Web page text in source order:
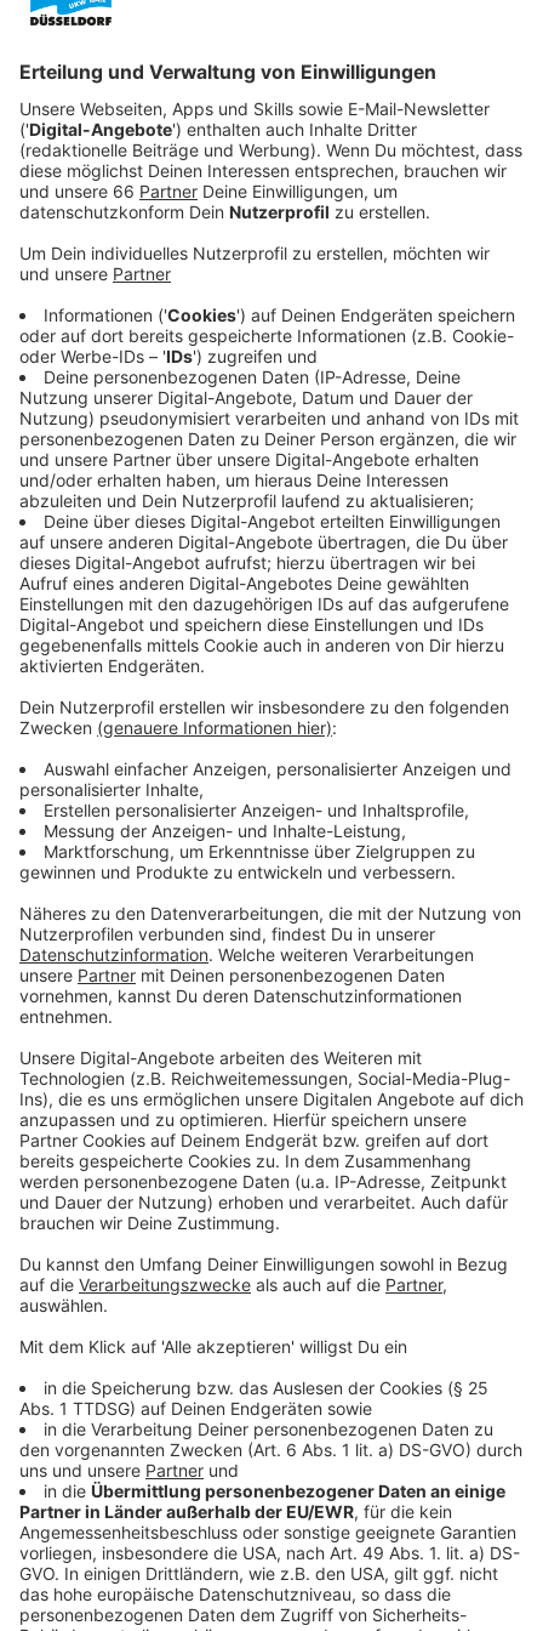
daher arbeitet sie im Archiv der Zeitung.
Veröffentlicht: Dienstag, 19.04.2022 19:10
Anzeige
Als sie erfährt, dass ein aktueller Mordfall Parallelen
zu ihrem eigenen Fall aufweist, ist sie angetriggert.
Gemeinsam mit dem erfahrenen Reporter Dan
des Mörders zu enthüllen. Doch Kirby hat auch mit sich
selbst zu kämpfen. Immer wieder leidet sie an
Realitätsverlust und sieht Gefahren, wo keine sind.
Oder doch?
Streaming-Dienst: Apple TV+
Anzeige
Wir benötigen Ihre
Zustimmung, um den YouTube
Wir verwenden einen Service eines
Drittanbieters, um Videoinhalte
einzubetten. Dieser Service kann
Daten zu Ihren Aktivitäten
sammeln. Bitte lesen Sie die
Details durch und stimmen Sie der
Nutzung des Service zu, um dieses
Video anzusehen.
Mehr Informationen
Akzeptieren
powered byUsercentrics Consent
Management Platform
Kirby ist immer wieder völlig aus der Spur. Damit kann
Doch Kirby will kämpfen…
Anzeige
©Copyright: Apple TV+
Anzeige
©Copyright: Apple TV+
Kirby halluziniert...oder stellt der Mörder ihr bewusst
Fallen?
Anzeige